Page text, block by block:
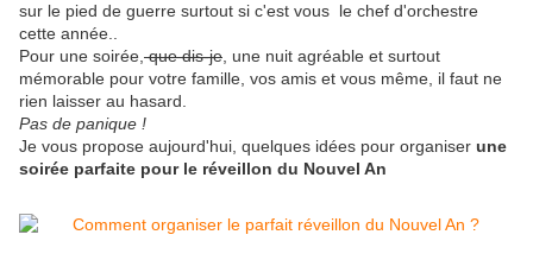
sur le pied de guerre surtout si c'est vous le chef d'orchestre
cette année..
Pour une soirée, que dis-je , une nuit agréable et surtout
mémorable pour votre famille, vos amis et vous même, il faut ne
rien laisser au hasard.
Pas de panique !
Je vous propose aujourd'hui, quelques idées pour organiser une
soirée parfaite pour le réveillon du Nouvel An